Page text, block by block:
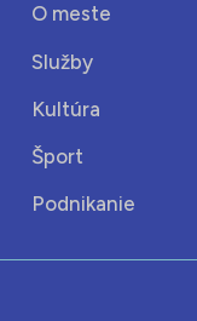
O meste
Služby
Kultúra
Šport
Podnikanie